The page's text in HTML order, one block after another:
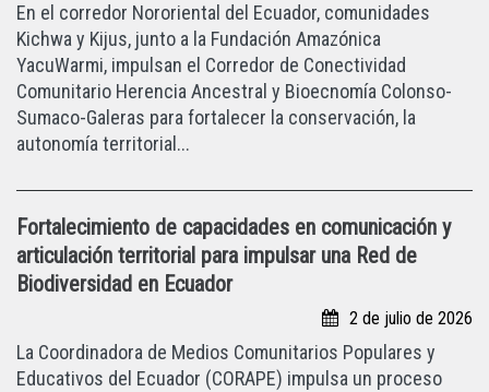
En el corredor Nororiental del Ecuador, comunidades
Kichwa y Kijus, junto a la Fundación Amazónica
YacuWarmi, impulsan el Corredor de Conectividad
Comunitario Herencia Ancestral y Bioecnomía Colonso-
Sumaco-Galeras para fortalecer la conservación, la
autonomía territorial...
Fortalecimiento de capacidades en comunicación y
articulación territorial para impulsar una Red de
Biodiversidad en Ecuador
2 de julio de 2026
La Coordinadora de Medios Comunitarios Populares y
Educativos del Ecuador (CORAPE) impulsa un proceso